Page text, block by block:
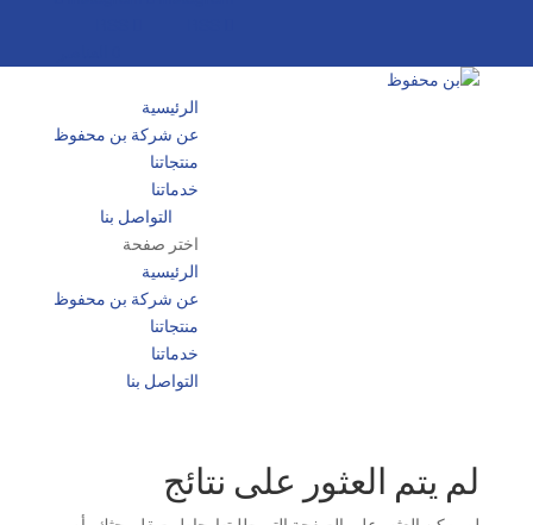
الرئيسية
عن شركة بن محفوظ
منتجاتنا
خدماتنا
التواصل بنا
اختر صفحة
الرئيسية
عن شركة بن محفوظ
منتجاتنا
خدماتنا
التواصل بنا
لم يتم العثور على نتائج